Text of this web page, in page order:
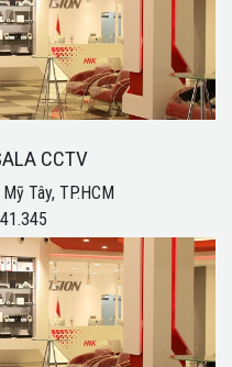
CCTV
Tây, TP.HCM